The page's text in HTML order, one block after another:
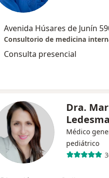
Avenida Húsares de Junín
Consultorio de medicina
Consulta presencial
Dra.
Ledesma
Médico
pediátrico